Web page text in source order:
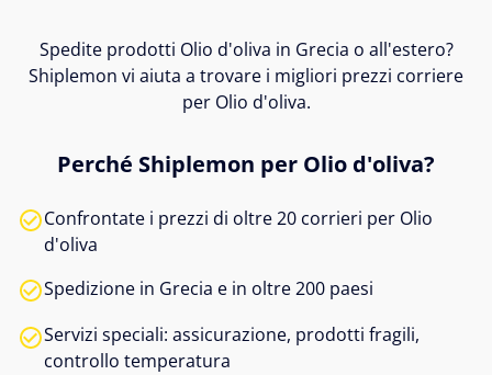
Spedite prodotti Olio d'oliva in Grecia o all'estero?
Shiplemon vi aiuta a trovare i migliori prezzi corriere
per Olio d'oliva.
Perché Shiplemon per Olio d'oliva?
Confrontate i prezzi di oltre 20 corrieri per Olio
d'oliva
Spedizione in Grecia e in oltre 200 paesi
Servizi speciali: assicurazione, prodotti fragili,
controllo temperatura